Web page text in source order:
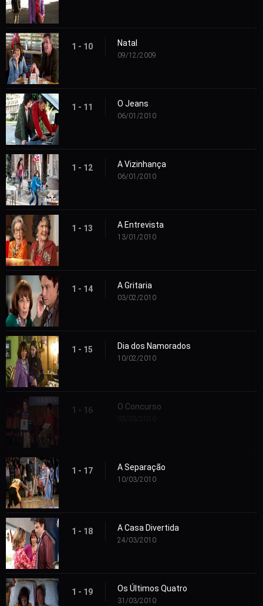
1 - 10 Natal
09/12/2009
1 - 11 O Jeans
06/01/2010
1 - 12 A Vizinhança
06/01/2010
1 - 13 A Entrevista
13/01/2010
1 - 14 A Gritaria
03/02/2010
1 - 15 Dia dos Namorados
10/02/2010
1 - 16 O Concurso
1 - 17 A Separação
10/03/2010
1 - 18 A Casa Divertida
24/03/2010
1 - 19 Os Últimos Quatro
31/03/2010